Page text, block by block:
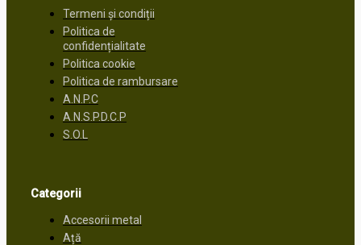
Termeni și condiții
Politica de
confidențialitate
Politica cookie
Politica de rambursare
A.N.P.C
A.N.S.P.D.C.P
S.O.L
Categorii
Accesorii metal
Ață